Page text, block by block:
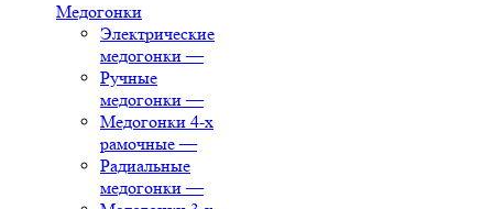
Медогонки
Электрические
медогонки —
Ручные
медогонки —
Медогонки 4-х
рамочные —
Радиальные
медогонки —